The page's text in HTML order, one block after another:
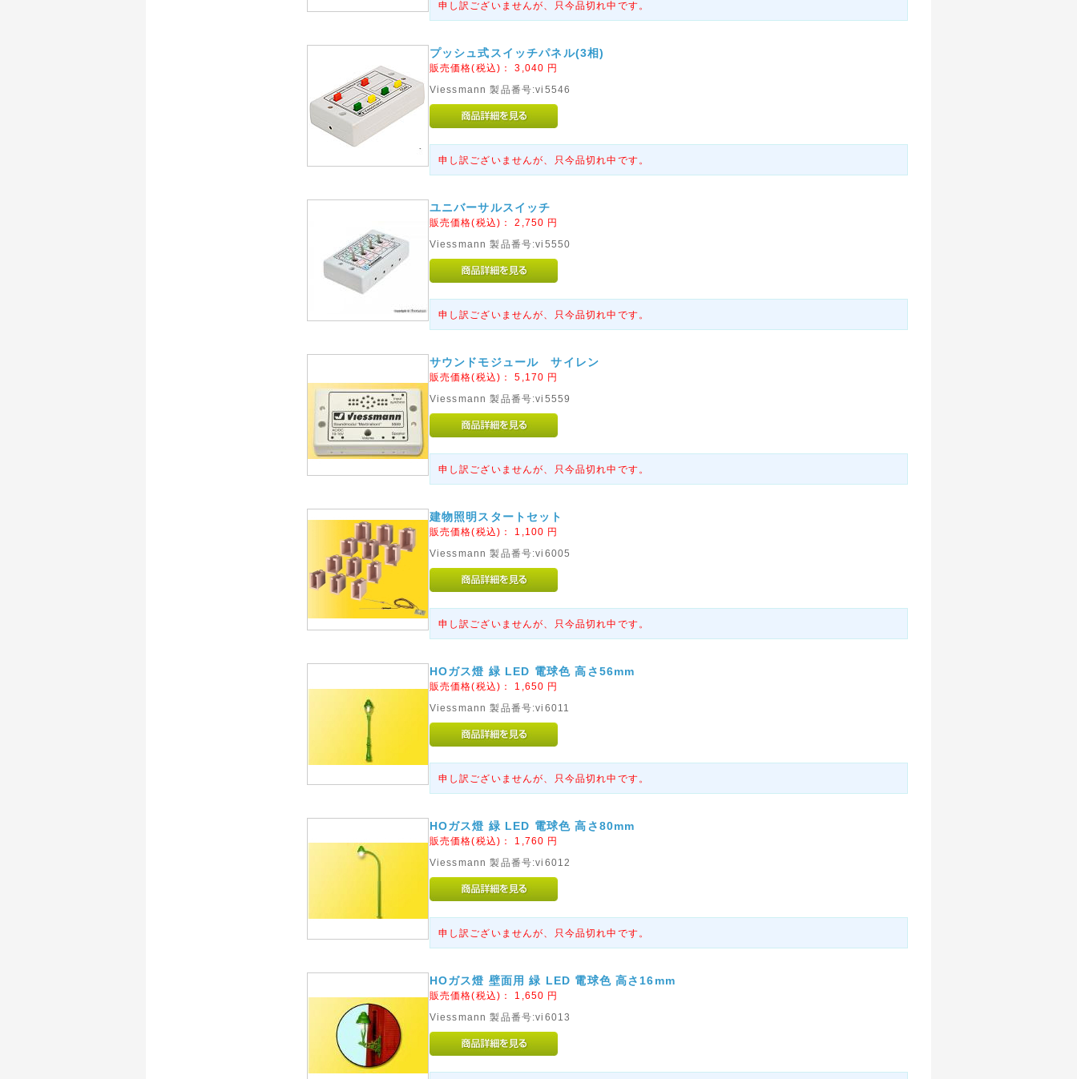
申し訳ございませんが、只今品切れ中です。
プッシュ式スイッチパネル(3相)
販売価格(税込)：3,040 円
Viessmann 製品番号:vi5546
申し訳ございませんが、只今品切れ中です。
ユニバーサルスイッチ
販売価格(税込)：2,750 円
Viessmann 製品番号:vi5550
申し訳ございませんが、只今品切れ中です。
サウンドモジュール サイレン
販売価格(税込)：5,170 円
Viessmann 製品番号:vi5559
申し訳ございませんが、只今品切れ中です。
建物照明スタートセット
販売価格(税込)： 1,100 円
Viessmann 製品番号:vi6005
申し訳ございませんが、只今品切れ中です。
HOガス燈 緑 LED 電球色 高さ56mm
販売価格(税込)： 1,650 円
Viessmann 製品番号:vi6011
申し訳ございませんが、只今品切れ中です。
HOガス燈 緑 LED 電球色 高さ80mm
販売価格(税込)： 1,760 円
Viessmann 製品番号:vi6012
申し訳ございませんが、只今品切れ中です。
HOガス燈 壁面用 緑 LED 電球色 高さ16mm
販売価格(税込)： 1,650 円
Viessmann 製品番号:vi6013